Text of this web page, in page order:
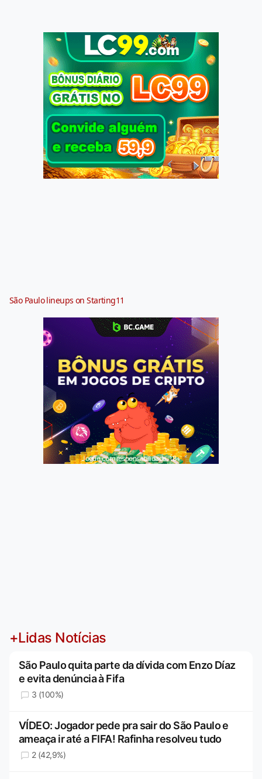
São Paulo lineups on Starting11
Jogue com responsabilidade. 18+
+Lidas Notícias
São Paulo quita parte da dívida com Enzo Díaz
e evita denúncia à Fifa
3 (100%)
VÍDEO: Jogador pede pra sair do São Paulo e
ameaça ir até a FIFA! Rafinha resolveu tudo
2 (42,9%)